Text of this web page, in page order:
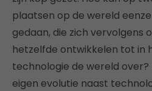
plaatsen op de wereld
gedaan, die zich vervolgens
hetzelfde ontwikkelen tot in
technologie de wereld over?
eigen evolutie naast